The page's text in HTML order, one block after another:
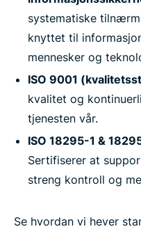
systematiske
knyttet til
mennesker og
ISO 9001
kvalitet og
tjenesten vår.
ISO 18295-1 &
Sertifiserer at
streng kontroll og
Se hvordan vi hever